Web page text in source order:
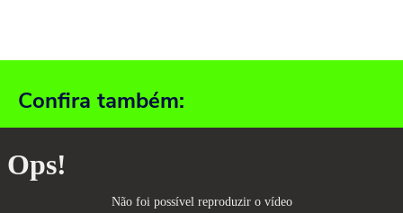
Confira também: